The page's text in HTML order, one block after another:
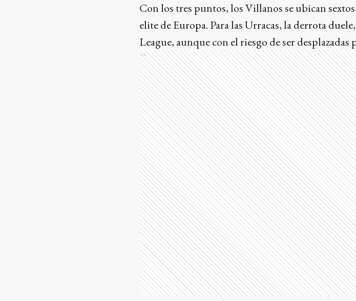
Con los tres puntos, los Villanos se ubican
elite de Europa. Para las Urracas, la derrota
League, aunque con el riesgo de ser
Ads